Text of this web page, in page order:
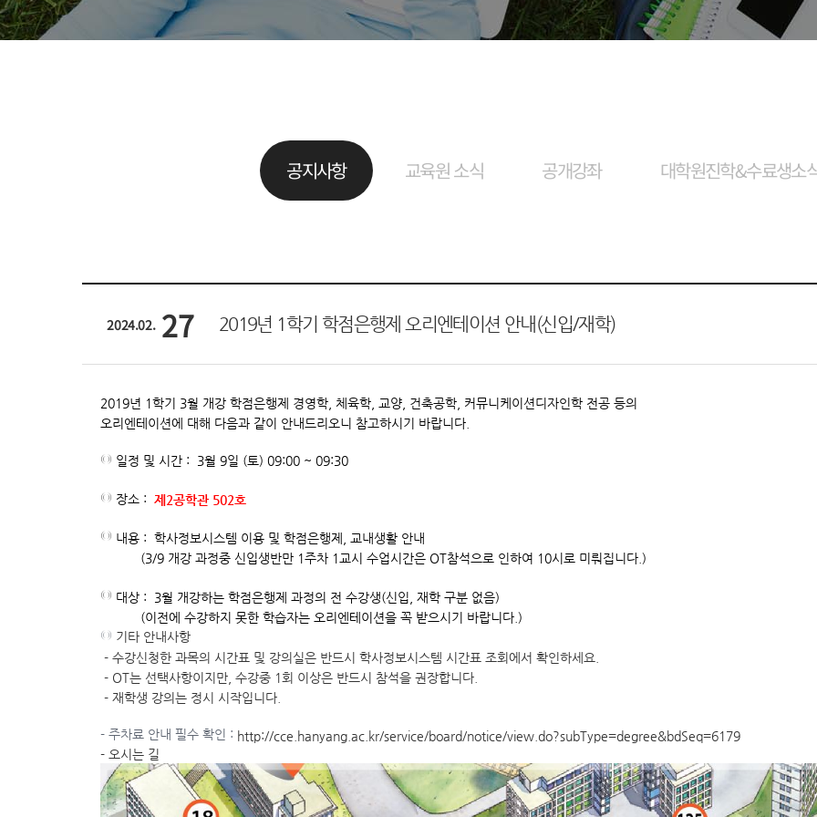
공지사항 교육원 소식 공개강좌 대학원진학&수료생소
2024.02. 27 2019년 1학기 학점은행제 오리엔테이션 안내(신입/재학)
2019년 1학기 3월 개강 학점은행제 경영학, 체육학, 교양, 건축공학, 커뮤니케이션디자인학 전공 등의
오리엔테이션에 대해 다음과 같이 안내드리오니 참고하시기 바랍니다.
◎ 일정 및 시간 : 3월 9일 (토) 09:00 ~ 09:30
◎ 장소 : 제2공학관 502호
◎ 내용 : 학사정보시스템 이용 및 학점은행제, 교내생활 안내
(3/9 개강 과정중 신입생반만 1주차 1교시 수업시간은 OT참석으로 인하여 10시로 미뤄집니다.)
◎ 대상 : 3월 개강하는 학점은행제 과정의 전 수강생(신입, 재학 구분 없음)
(이전에 수강하지 못한 학습자는 오리엔테이션을 꼭 받으시기 바랍니다.)
◎ 기타 안내사항
- 수강신청한 과목의 시간표 및 강의실은 반드시 학사정보시스템 시간표 조회에서 확인하세요.
- OT는 선택사항이지만, 수강중 1회 이상은 반드시 참석을 권장합니다.
- 재학생 강의는 정시 시작입니다.
- 주차료 안내 필수 확인 : http://cce.hanyang.ac.kr/service/board/notice/view.do?subType=degree&bdSeq=6179
- 오시는 길